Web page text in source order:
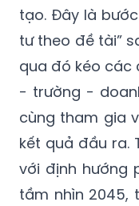
tạo. Đây là
tư theo đề tài”
qua đó kéo các
- trường -
cùng tham gia
kết quả đầu ra.
với định hướng
tầm nhìn 2045,